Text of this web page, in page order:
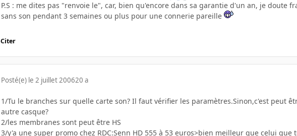
P.S : me dites pas "renvoie le", car, bien qu'encore dans sa garantie d'un an, je doute
sans son pendant 3 semaines ou plus pour une connerie pareille
Citer
Posté(e) le 2 juillet 200620 a
1/Tu le branches sur quelle carte son? Il faut vérifier les paramètres.Sinon,c'est peut
autre casque?
2/les membranes sont peut être HS
3/y'a une super promo chez RDC:Senn HD 555 à 53 euros>bien meilleur que celui que